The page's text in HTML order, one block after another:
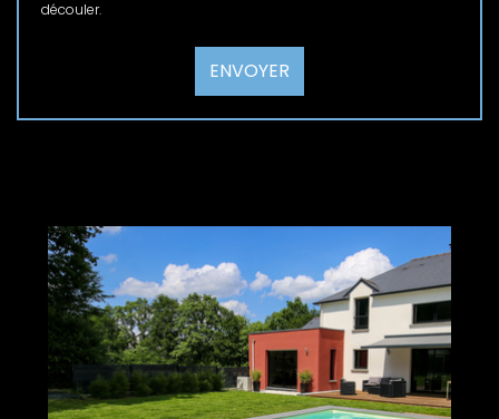
découler.